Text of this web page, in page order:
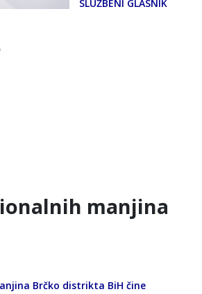
SLUŽBENI GLASNIK
manjina
Brčko distrikta BiH čine